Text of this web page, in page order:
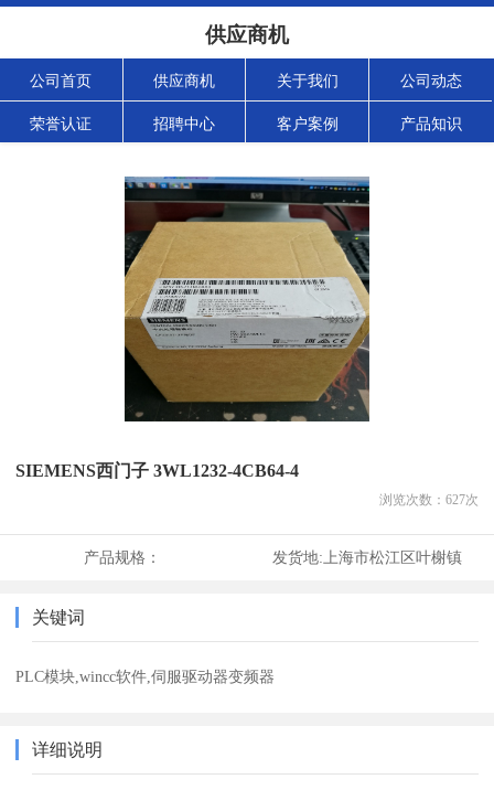
供应商机
公司首页 供应商机 关于我们 公司动态
荣誉认证 招聘中心 客户案例 产品知识
SIEMENS西门子 3WL1232-4CB64-4
浏览次数： 627次
产品规格： 发货地: 上海市松江区叶榭镇
关键词
PLC模块,wincc软件,伺服驱动器变频器
详细说明